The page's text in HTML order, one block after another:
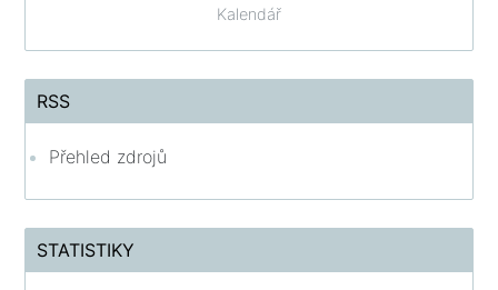
Kalendář
RSS
Přehled zdrojů
STATISTIKY